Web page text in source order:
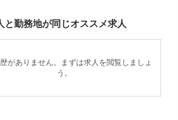
と勤務地が同じオススメ求人
がありません。まずは求人を閲覧しましょ
う。